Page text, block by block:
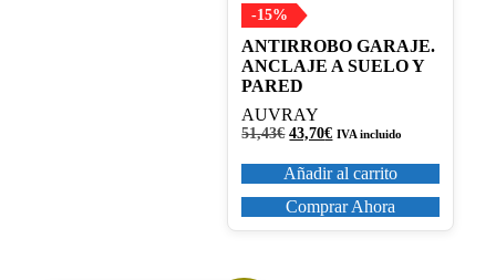
-15%
ANTIRROBO GARAJE.
ANCLAJE A SUELO Y
PARED
AUVRAY
51,43€ El
original
era:
51,43€.
43,70€El
actual
es:
43,70€.
IVA incluido
Añadir al carrito
Comprar Ahora